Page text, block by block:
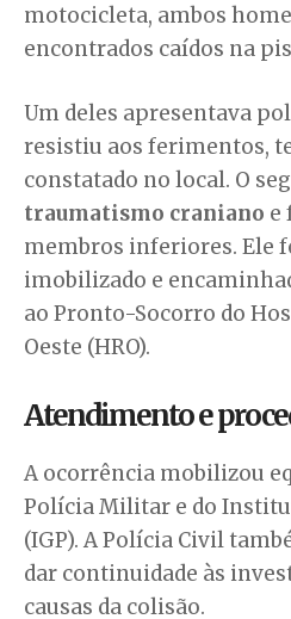
motocicleta, ambos
encontrados caídos na
Um deles apresentava
resistiu aos ferimentos,
constatado no local. O
traumatismo craniano e
membros inferiores. Ele
imobilizado e
ao Pronto-Socorro do
Oeste (HRO).
Atendimento e
A ocorrência mobilizou
Polícia Militar e do
(IGP). A Polícia Civil
dar continuidade às
causas da colisão.